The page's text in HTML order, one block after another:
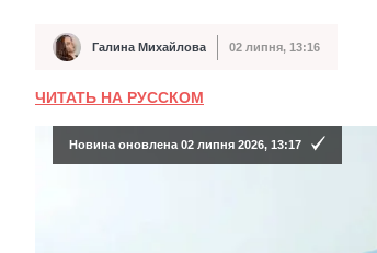
Автор Галина Михайлова
Дата публікації 02 липня, 13:16
ЧИТАТЬ НА РУССКОМ
Новина оновлена 02 липня 2026, 13:17